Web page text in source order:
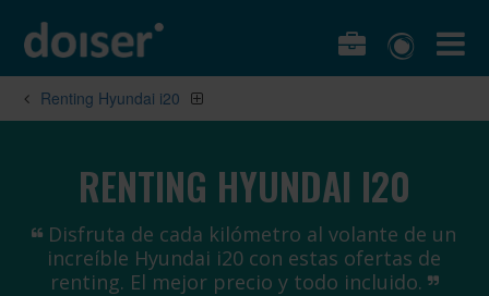
Renting Hyundai i20
RENTING HYUNDAI I20
Disfruta de cada kilómetro al volante de un
increíble Hyundai i20 con estas ofertas de
renting. El mejor precio y todo incluido.